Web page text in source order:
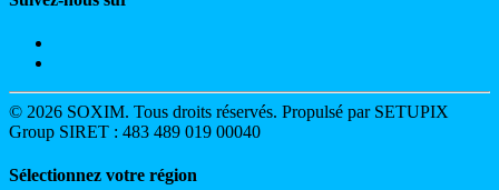
© 2026 SOXIM. Tous droits réservés. Propulsé par SETUPIX
Group SIRET : 483 489 019 00040
Sélectionnez votre région